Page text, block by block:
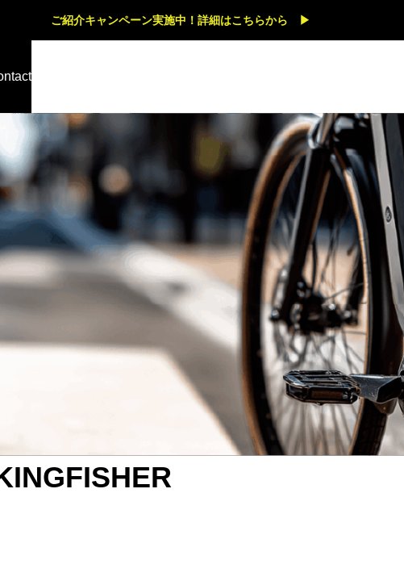
ご紹介キャンペーン実施中！詳細はこちらから ▶
転車専門店の仕
専門店だからこ
試乗・メンテナ
紹介
スタッフブログ,ブログ
GO-Eスタッフ日記｜お客様の
「買ってよかった」が私たちの
原動力
転車を長く快適
ブログ
CYKE「KINGFISHER」はどんな
電動アシスト自転車？
見出し
サンプルテキスト。サンプ